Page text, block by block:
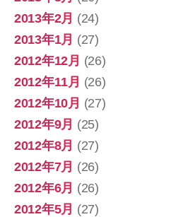
2013年2月 (24)
2013年1月 (27)
2012年12月 (26)
2012年11月 (26)
2012年10月 (27)
2012年9月 (25)
2012年8月 (27)
2012年7月 (26)
2012年6月 (26)
2012年5月 (27)